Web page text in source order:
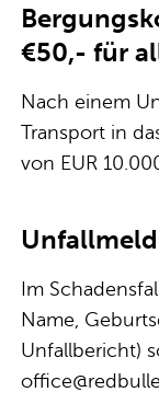
€50,- für
Nach einem
Transport in
von EUR
Im
Name,
Unfallbericht)